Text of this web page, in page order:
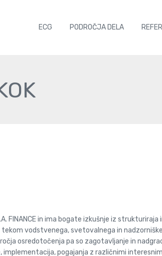
ECG PODROČJA DELA
FINANCE in ima bogate izkušnje iz
vodstvenega, svetovalnega in
osredotočenja pa so zagotavljanje in
pogajanja z različnimi